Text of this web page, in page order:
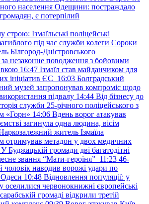
населення Одещини: постраждало
є потерпілий
строю: Ізмаїльські поліцейські
під час служби колеги Сороки
Білгород-Дністровського
за незаконне поводження з бойовими
16:47 Ізмаїл став майданчиком для
ініціатив ЄС 16:03 Болградський
музей запропонував компроміс щодо
підвалу 14:44 Від бізнесу до
служби 25-річного поліцейського з
«Горн» 14:06 Вдень ворог атакував
загинула одна людина, вісім
житель Ізмаїла
отримував метадон у двох медичних
У Буджацькій громади дві багатодітні
звання “Мати-героїня” 11:23 46-
чоловік наводив ворожі удари по
Одеси 10:48 Відновлення популяції: у
оселилися червонокнижні європейські
громаді відкрили третій